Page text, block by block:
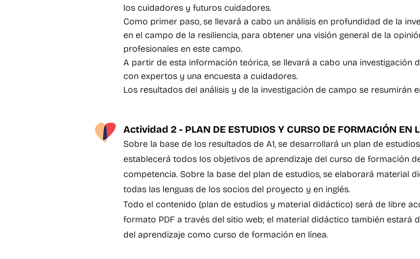
los cuidadores y futuros cuidadores.
Como primer paso, se llevará a cabo un análisis en profundidad de la
en el campo de la resiliencia, para obtener una visión general de la
profesionales en este campo.
A partir de esta información teórica, se llevará a cabo una investigación
con expertos y una encuesta a cuidadores.
Los resultados del análisis y de la investigación de campo se resumirán
Actividad 2 - PLAN DE ESTUDIOS Y CURSO DE FORMACIÓN EN
Sobre la base de los resultados de A1, se desarrollará un plan de
establecerá todos los objetivos de aprendizaje del curso de formación
competencia. Sobre la base del plan de estudios, se elaborará material
todas las lenguas de los socios del proyecto y en inglés.
Todo el contenido (plan de estudios y material didáctico) será de libre
formato PDF a través del sitio web; el material didáctico también estará
del aprendizaje como curso de formación en línea.